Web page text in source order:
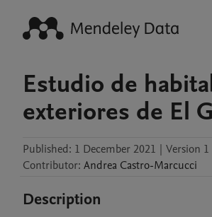
Estudio de
exteriores de El
Published: 1 December 2021 | Version 1
Contributor: Andrea Castro-Marcucci
Description